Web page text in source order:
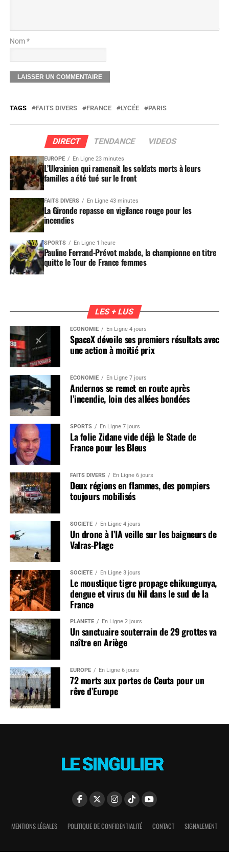
Nom *
TAGS FAITS DIVERS FRANCE LYCÉE PARIS
DIRECT TENDANCE VIDEOS
EUROPE En Ligne 23 minutes
L’Ukrainien qui ramenait les soldats morts à leurs
familles a été tué sur le front
FAITS DIVERS En Ligne 43 minutes
La Gironde repasse en vigilance rouge pour les
incendies
SPORTS En Ligne 1 heure
Pauline Ferrand-Prévot malade, la championne en titre
quitte le Tour de France femmes
LES + LUS
ÉCONOMIE En Ligne 4 jours
SpaceX dévoile ses premiers résultats avec
une action à moitié prix
ÉCONOMIE En Ligne 7 jours
Andernos se remet en route après
l’incendie, loin des allées bondées
SPORTS En Ligne 7 jours
La folie Zidane vide déjà le Stade de
France pour les Bleus
FAITS DIVERS En Ligne 6 jours
Deux régions en flammes, des pompiers
toujours mobilisés
SOCIÉTÉ En Ligne 4 jours
Un drone à l’IA veille sur les baigneurs de
Valras-Plage
SOCIÉTÉ En Ligne 3 jours
Le moustique tigre propage chikungunya,
dengue et virus du Nil dans le sud de la
France
PLANÈTE En Ligne 2 jours
Un sanctuaire souterrain de 29 grottes va
naître en Ariège
EUROPE En Ligne 6 jours
72 morts aux portes de Ceuta pour un
rêve d’Europe
MENTIONS LÉGALES POLITIQUE DE CONFIDENTIALITÉ CONTACT SIGNALEMENT